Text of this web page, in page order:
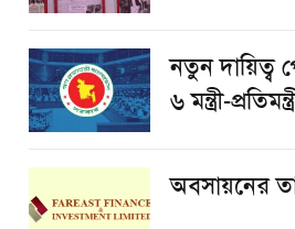
নতুন দায়িত্ব
৬ মন্ত্রী-
অবসায়নের